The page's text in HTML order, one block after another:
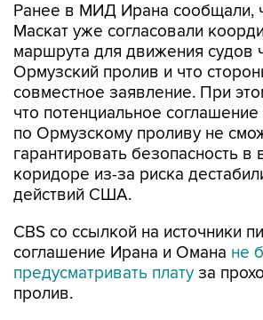
Ранее в МИД Ирана сообщали,
Маскат уже согласовали
маршрута для движения судов
Ормузский пролив и что
совместное заявление. При
что потенциальное
по Ормузскому проливу не
гарантировать безопасность в
коридоре из-за риска
действий США.
CBS со ссылкой на источники
соглашение Ирана и Омана не
предусматривать плату за
пролив.